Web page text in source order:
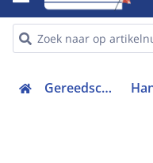
Gereedschap en PBM